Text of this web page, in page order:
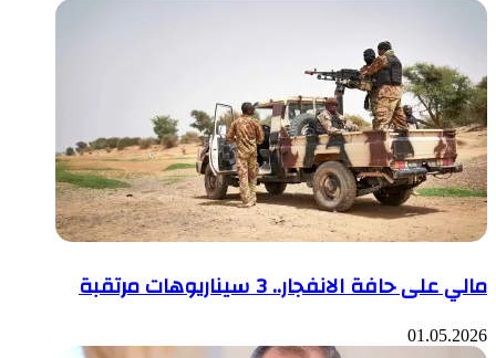
مالي على حافة الانفجار.. 3 سيناريوهات مرتقبة
01.05.2026